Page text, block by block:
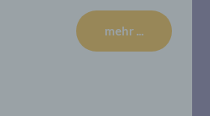
mehr ...